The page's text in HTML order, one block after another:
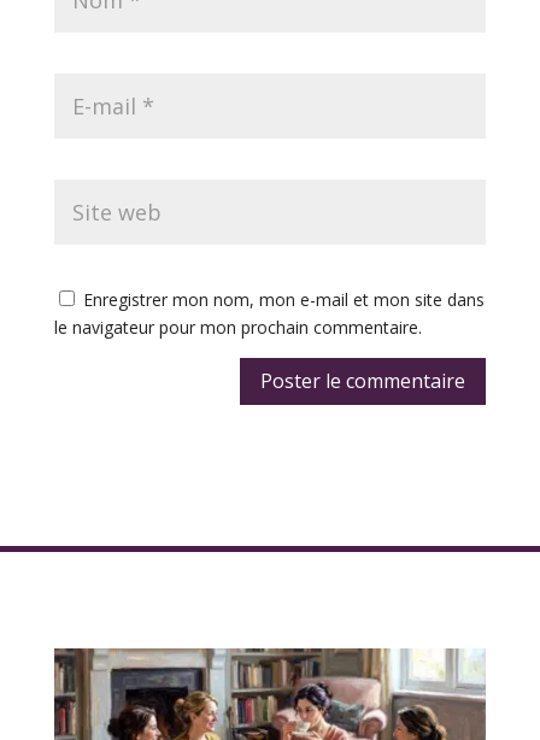
Enregistrer mon nom, mon e-mail et mon site dans
le navigateur pour mon prochain commentaire.